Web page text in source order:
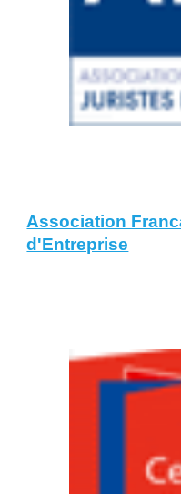
Association
d'Entreprise